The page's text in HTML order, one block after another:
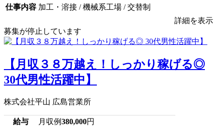
仕事内容 加工・溶接 / 機械系工場 / 交替制
詳細を表示
募集が停止しています
【月収３８万越え！しっかり稼げる◎
30代男性活躍中】
株式会社平山 広島営業所
給与 月収例380,000円